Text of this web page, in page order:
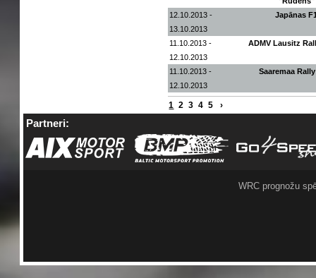
12.10.2013 -
13.10.2013
Japānas
11.10.2013 -
12.10.2013
ADMV Lausitz
11.10.2013 -
12.10.2013
Saaremaa
1 2 3 4 5 ›
Partneri:
WRC prognožu